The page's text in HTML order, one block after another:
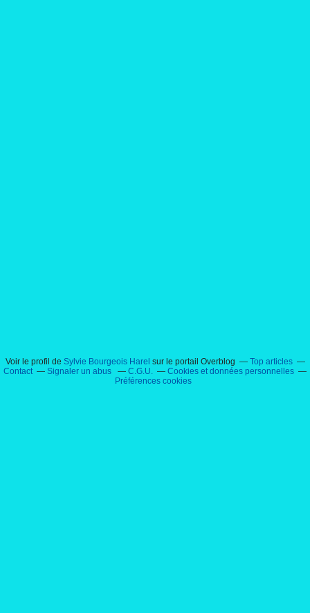
Voir le profil de Sylvie Bourgeois Harel sur le portail Overblog
Top articles
Contact
Signaler un abus C.G.U.
Cookies et données personnelles
Préférences cookies